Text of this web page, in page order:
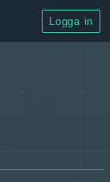
Logga in